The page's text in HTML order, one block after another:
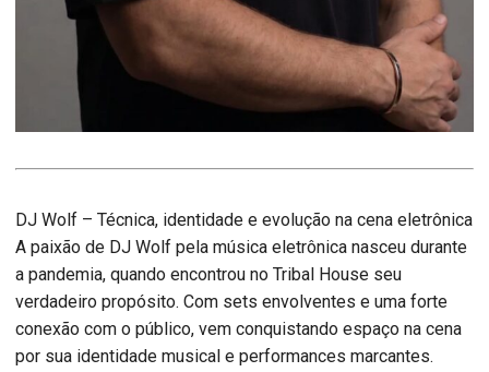
DJ Wolf – Técnica, identidade e evolução na cena eletrônica
A paixão de DJ Wolf pela música eletrônica nasceu durante
a pandemia, quando encontrou no Tribal House seu
verdadeiro propósito. Com sets envolventes e uma forte
conexão com o público, vem conquistando espaço na cena
por sua identidade musical e performances marcantes.